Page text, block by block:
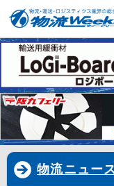
物流ニュー